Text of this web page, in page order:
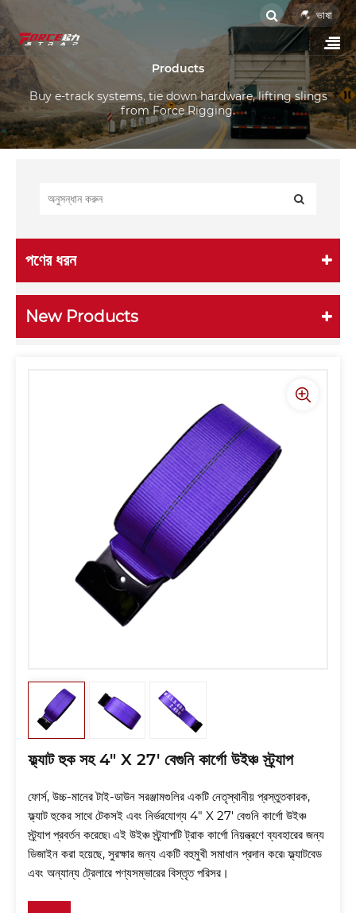
ভাষা
Products
Buy e-track systems, tie down hardware, lifting slings
from Force Rigging.
পণের ধরন
New Products
ফ্ল্যাট হুক সহ 4" X 27' বেগুনি কার্গো উইঞ্চ স্ট্র্যাপ
ফোর্স, উচ্চ-মানের টাই-ডাউন সরঞ্জামগুলির একটি নেতৃস্থানীয় প্রস্তুতকারক,
ফ্ল্যাট হুকের সাথে টেকসই এবং নির্ভরযোগ্য 4" X 27' বেগুনি কার্গো উইঞ্চ
স্ট্র্যাপ প্রবর্তন করেছে৷ এই উইঞ্চ স্ট্র্যাপটি ট্রাক কার্গো নিয়ন্ত্রণে ব্যবহারের জন্য
ডিজাইন করা হয়েছে, সুরক্ষার জন্য একটি বহুমুখী সমাধান প্রদান করে৷ ফ্ল্যাটবেড
এবং অন্যান্য ট্রেলারে পণ্যসম্ভারের বিস্তৃত পরিসর।